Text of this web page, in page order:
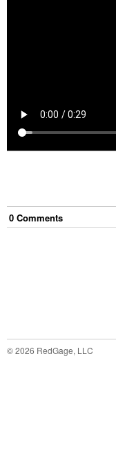
0 Comments
©2026 RedGage, LLC